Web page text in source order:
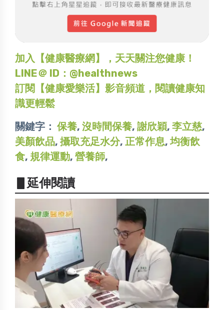
加入【健康醫療網】，天天關注您健康！
LINE＠ ID：@healthnews
訂閱【健康愛樂活】影音頻道，閱讀健康知
識更輕鬆
關鍵字： 保養, 沒時間保養, 謝欣穎, 李立慈,
美顏飲品, 攝取充足水分, 正常作息,均衡飲
食, 規律運動, 營養師,
▋延伸閱讀